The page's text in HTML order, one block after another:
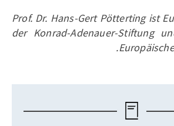
Prof. Dr. Hans-Gert Pötterting ist
der Konrad-Adenauer-Stiftung